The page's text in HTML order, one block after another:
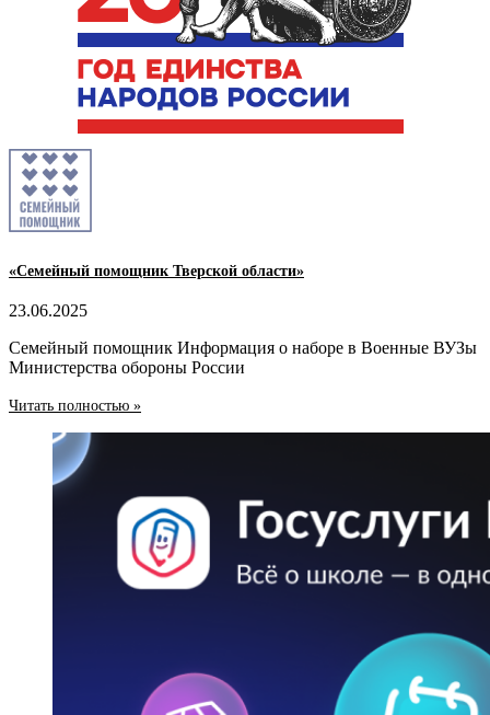
«Семейный помощник Тверской области»
23.06.2025
Семейный помощник Информация о наборе в Военные ВУЗы
Министерства обороны России
Читать полностью »